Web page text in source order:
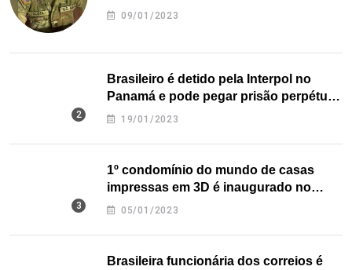
09/01/2023
Brasileiro é detido pela Interpol no
Panamá e pode pegar prisão perpétua
nos EUA
19/01/2023
1º condomínio do mundo de casas
impressas em 3D é inaugurado no
Texas
05/01/2023
Brasileira funcionária dos correios é